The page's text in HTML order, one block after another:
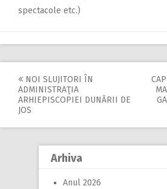
spectacole etc.)
Post
navigation
NOI SLUJITORI ÎN
ADMINISTRAŢIA
ARHIEPISCOPIEI DUNĂRII DE
JOS
Arhiva
Anul 2026